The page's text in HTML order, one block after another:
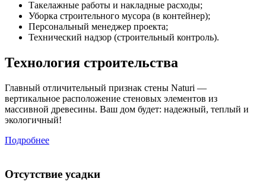
Такелажные работы и накладные расходы;
Уборка строительного мусора (в контейнер);
Персональный менеджер проекта;
Технический надзор (строительный контроль).
Технология строительства
Главный отличительный признак стены Naturi —
вертикальное расположение стеновых элементов из
массивной древесины. Ваш дом будет: надежный, теплый и
экологичный!
Подробнее
Отсутствие усадки